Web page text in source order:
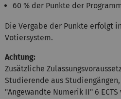
60 % der Punkte der
Die Vergabe der Punkte erfolgt
Votiersystem.
Achtung:
Zusätzliche
Studierende aus
"Angewandte Numerik II" 6